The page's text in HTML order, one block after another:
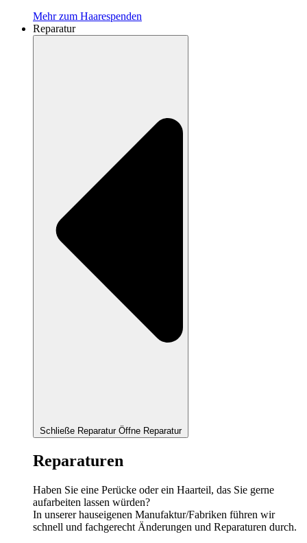
Mehr zum Haarespenden
Reparatur
Schließe Reparatur Öffne Reparatur
Reparaturen
Haben Sie eine Perücke oder ein Haarteil, das Sie gerne
aufarbeiten lassen würden?
In unserer hauseigenen Manufaktur/Fabriken führen wir
schnell und fachgerecht Änderungen und Reparaturen durch.